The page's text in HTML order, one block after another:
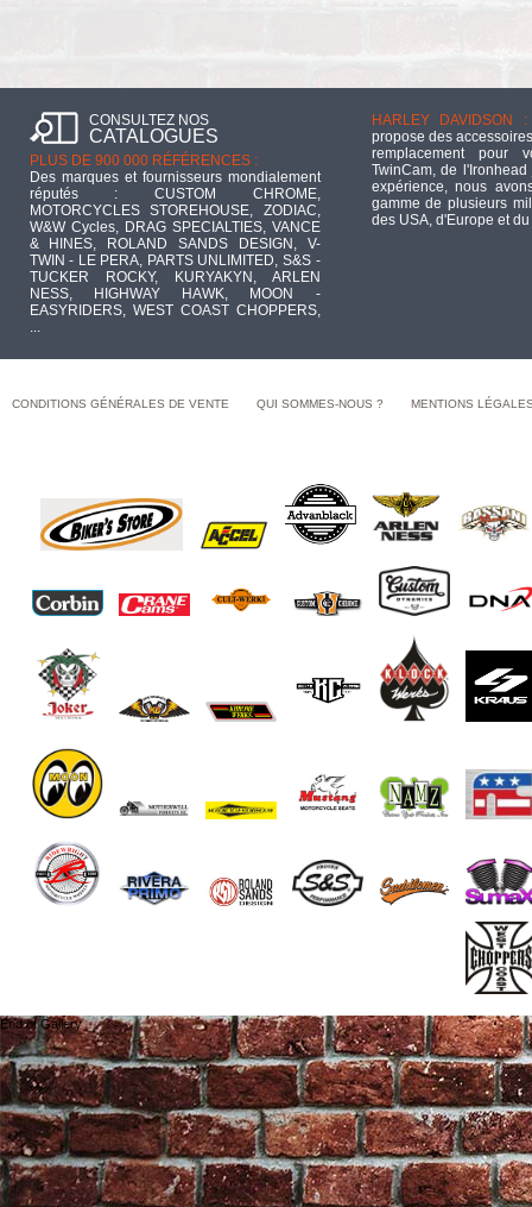
CONSULTEZ NOS
CATALOGUES
PLUS DE 900 000 RÉFÉRENCES :
Des marques et fournisseurs mondialement
réputés : CUSTOM CHROME,
MOTORCYCLES STOREHOUSE, ZODIAC,
W&W Cycles, DRAG SPECIALTIES, VANCE
& HINES, ROLAND SANDS DESIGN, V-
TWIN - LE PERA, PARTS UNLIMITED, S&S -
TUCKER ROCKY, KURYAKYN, ARLEN
NESS, HIGHWAY HAWK, MOON -
EASYRIDERS, WEST COAST CHOPPERS,
...
HARLEY DAVIDSON :
propose des
remplacement pour
TwinCam, de
expérience, nous
gamme de plusieurs
des USA, d'Europe et
CONDITIONS GÉNÉRALES DE VENTE QUI SOMMES-NOUS ? MENTIONS
End of Gallery